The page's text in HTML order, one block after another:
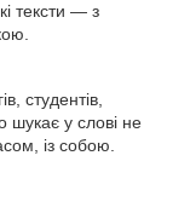
тексти — з
студентів,
шукає у слові не
із собою.